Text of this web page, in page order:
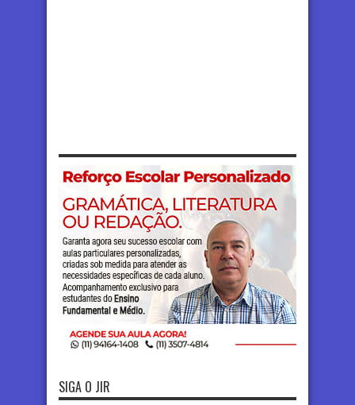
SIGA O JIR